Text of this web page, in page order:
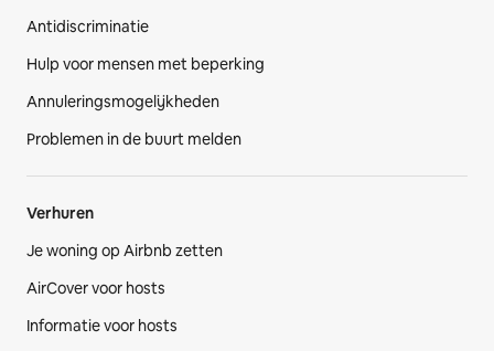
Antidiscriminatie
Hulp voor mensen met beperking
Annuleringsmogelijkheden
Problemen in de buurt melden
Verhuren
Je woning op Airbnb zetten
AirCover voor hosts
Informatie voor hosts